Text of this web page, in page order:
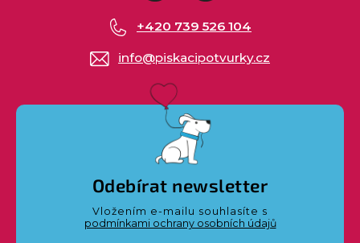
info@piskacipotvurky.cz
+420 739 526 104
Odebírat newsletter
Vložením e-mailu souhlasíte s
podmínkami ochrany osobních údajů